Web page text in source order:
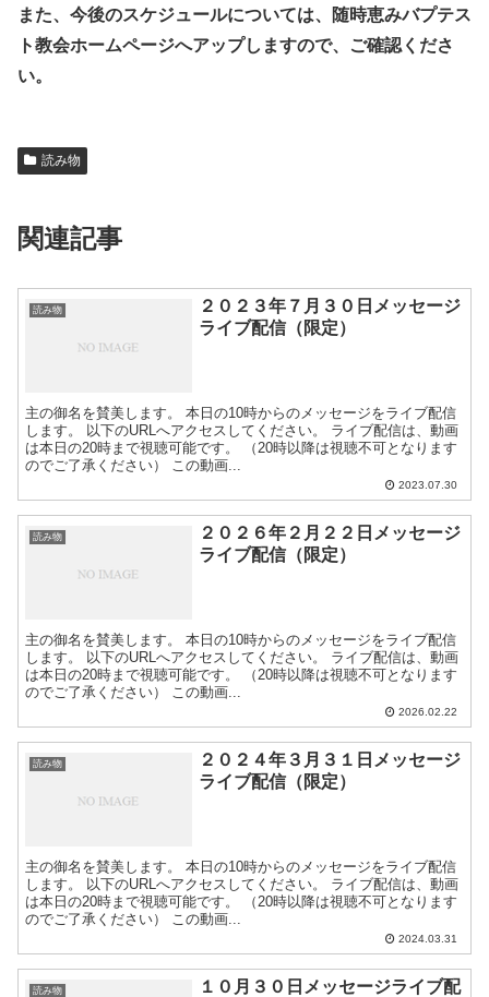
また、今後のスケジュールについては、随時恵みバプテス
ト教会ホームページへアップしますので、ご確認くださ
い。
読み物
関連記事
読み物
２０２３年７月３０日メッセージ
ライブ配信（限定）
主の御名を賛美します。 本日の10時からのメッセージをライブ配信
します。 以下のURLへアクセスしてください。 ライブ配信は、動画
は本日の20時まで視聴可能です。 （20時以降は視聴不可となります
のでご了承ください） この動画...
2023.07.30
読み物
２０２６年２月２２日メッセージ
ライブ配信（限定）
主の御名を賛美します。 本日の10時からのメッセージをライブ配信
します。 以下のURLへアクセスしてください。 ライブ配信は、動画
は本日の20時まで視聴可能です。 （20時以降は視聴不可となります
のでご了承ください） この動画...
2026.02.22
読み物
２０２４年３月３１日メッセージ
ライブ配信（限定）
主の御名を賛美します。 本日の10時からのメッセージをライブ配信
します。 以下のURLへアクセスしてください。 ライブ配信は、動画
は本日の20時まで視聴可能です。 （20時以降は視聴不可となります
のでご了承ください） この動画...
2024.03.31
読み物
１０月３０日メッセージライブ配